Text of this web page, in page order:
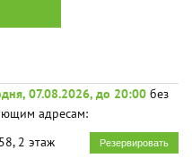
07.08.2026, до 20:00 без
адресам:
2 этаж
Резервировать